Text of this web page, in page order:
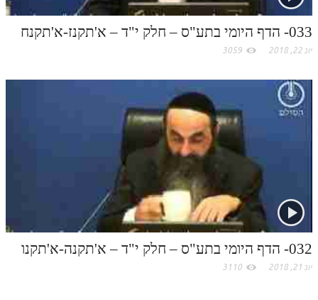
033- הדף היומי בתע"ס – חלק י"ד – א'תקנז-א'תקנח
יונ 22, 2018 3059
032- הדף היומי בתע"ס – חלק י"ד – א'תקנה-א'תקנו
יונ 21, 2018 3110